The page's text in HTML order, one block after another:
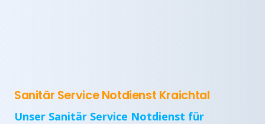
Sanitär Service Notdienst Kraichtal
Unser Sanitär Service Notdienst für